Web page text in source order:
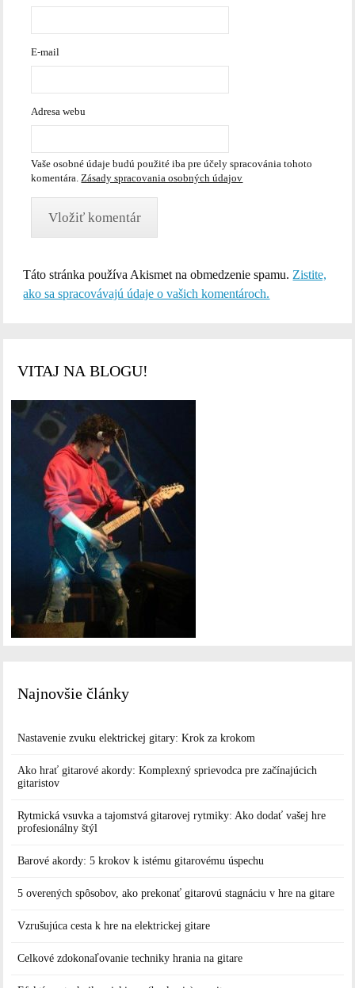
E-mail
Adresa webu
Vaše osobné údaje budú použité iba pre účely spracovánia tohoto
komentára. Zásady spracovania osobných údajov
Táto stránka používa Akismet na obmedzenie spamu. Zistite,
ako sa spracovávajú údaje o vašich komentároch.
VITAJ NA BLOGU!
Najnovšie články
Nastavenie zvuku elektrickej gitary: Krok za krokom
Ako hrať gitarové akordy: Komplexný sprievodca pre začínajúcich
gitaristov
Rytmická vsuvka a tajomstvá gitarovej rytmiky: Ako dodať vašej hre
profesionálny štýl
Barové akordy: 5 krokov k istému gitarovému úspechu
5 overených spôsobov, ako prekonať gitarovú stagnáciu v hre na gitare
Vzrušujúca cesta k hre na elektrickej gitare
Celkové zdokonaľovanie techniky hrania na gitare